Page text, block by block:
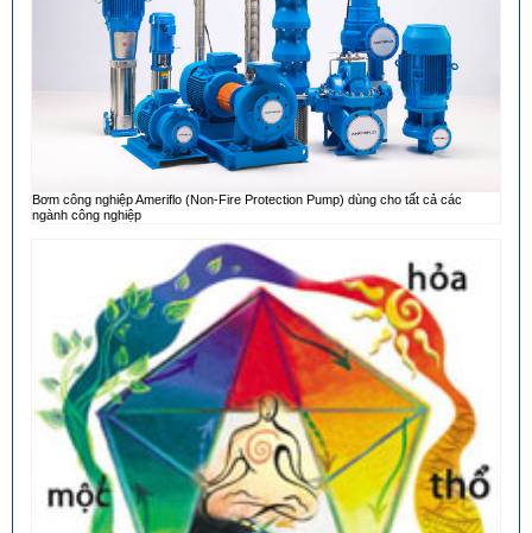
Bơm công nghiệp Ameriflo (Non-Fire Protection Pump) dùng cho tất cả các
ngành công nghiệp